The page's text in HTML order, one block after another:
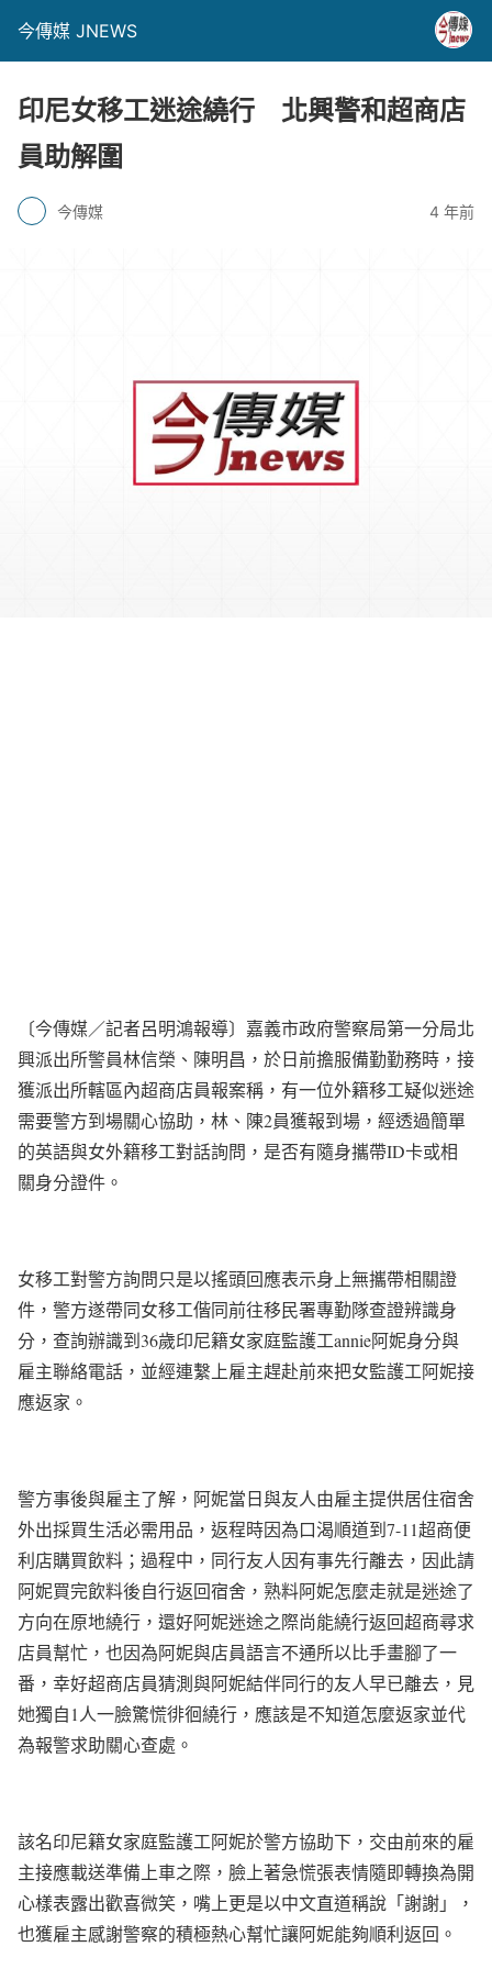
今傳媒 JNEWS
印尼女移工迷途繞行 北興警和超商店
員助解圍
今傳媒 4 年前
〔今傳媒／記者呂明鴻報導〕嘉義市政府警察局第一分局北
興派出所警員林信榮、陳明昌，於日前擔服備勤勤務時，接
獲派出所轄區內超商店員報案稱，有一位外籍移工疑似迷途
需要警方到場關心協助，林、陳2員獲報到場，經透過簡單
的英語與女外籍移工對話詢問，是否有隨身攜帶ID卡或相
關身分證件。
女移工對警方詢問只是以搖頭回應表示身上無攜帶相關證
件，警方遂帶同女移工偕同前往移民署專勤隊查證辨識身
分，查詢辦識到36歲印尼籍女家庭監護工annie阿妮身分與
雇主聯絡電話，並經連繫上雇主趕赴前來把女監護工阿妮接
應返家。
警方事後與雇主了解，阿妮當日與友人由雇主提供居住宿舍
外出採買生活必需用品，返程時因為口渴順道到7-11超商便
利店購買飲料；過程中，同行友人因有事先行離去，因此請
阿妮買完飲料後自行返回宿舍，熟料阿妮怎麼走就是迷途了
方向在原地繞行，還好阿妮迷途之際尚能繞行返回超商尋求
店員幫忙，也因為阿妮與店員語言不通所以比手畫腳了一
番，幸好超商店員猜測與阿妮結伴同行的友人早已離去，見
她獨自1人一臉驚慌徘徊繞行，應該是不知道怎麼返家並代
為報警求助關心查處。
該名印尼籍女家庭監護工阿妮於警方協助下，交由前來的雇
主接應載送準備上車之際，臉上著急慌張表情隨即轉換為開
心樣表露出歡喜微笑，嘴上更是以中文直道稱說「謝謝」，
也獲雇主感謝警察的積極熱心幫忙讓阿妮能夠順利返回。